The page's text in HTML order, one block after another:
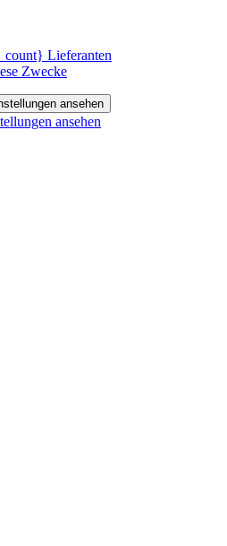
Lieferanten
Zwecke
ansehen
ansehen